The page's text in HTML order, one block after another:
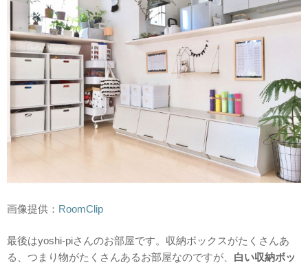
画像提供： RoomClip
最後はyoshi-piさんのお部屋です。収納ボックスがたくさんあ
る、つまり物がたくさんあるお部屋なのですが、 白い収納ボッ